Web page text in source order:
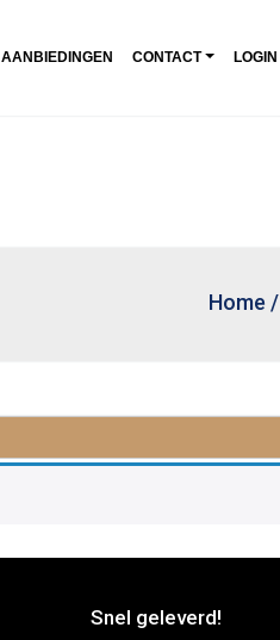
AANBIEDINGEN CONTACT LOGIN
Home /
Snel geleverd!